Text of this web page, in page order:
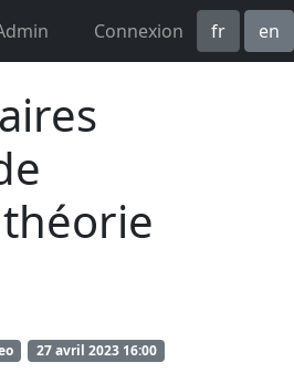
Connexion fr en
27 avril 2023 16:00